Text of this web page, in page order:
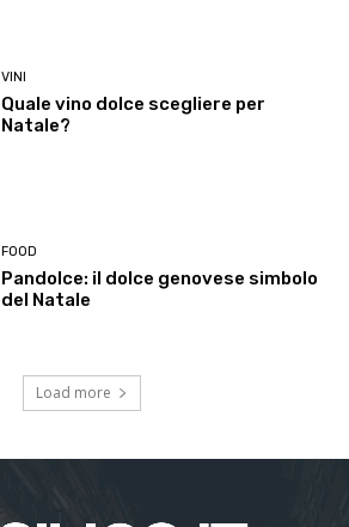
VINI
Quale vino dolce scegliere per
Natale?
FOOD
Pandolce: il dolce genovese simbolo
del Natale
Load more